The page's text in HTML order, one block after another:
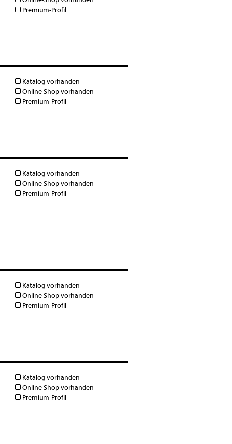
Premium-Profil
Katalog vorhanden
Online-Shop vorhanden
Premium-Profil
Katalog vorhanden
Online-Shop vorhanden
Premium-Profil
Katalog vorhanden
Online-Shop vorhanden
Premium-Profil
Katalog vorhanden
Online-Shop vorhanden
Premium-Profil